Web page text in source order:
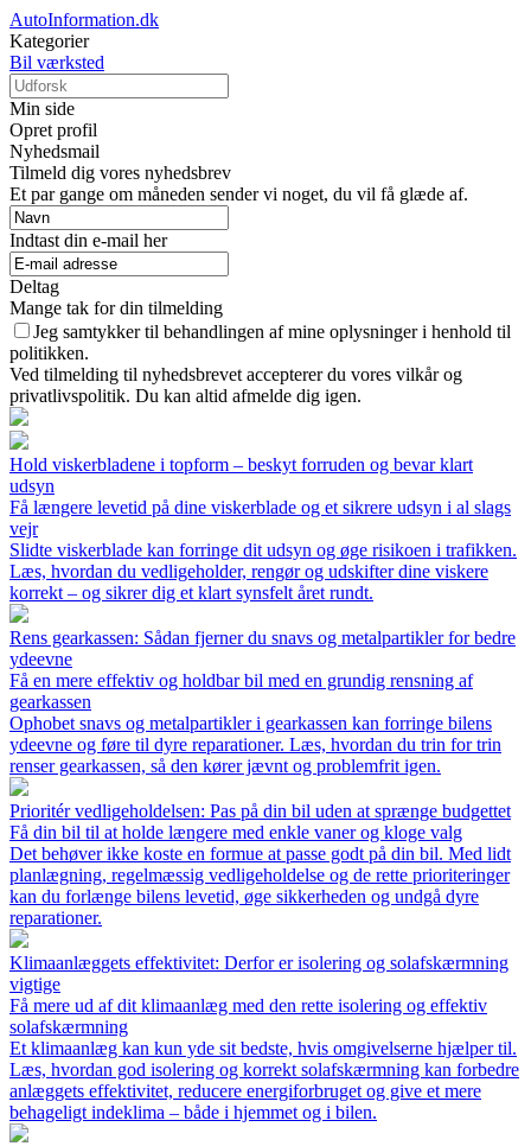
AutoInformation.dk
Kategorier
Bil værksted
Min side
Opret profil
Nyhedsmail
Tilmeld dig vores nyhedsbrev
Et par gange om måneden sender vi noget, du vil få glæde af.
Indtast din e-mail her
Deltag
Mange tak for din tilmelding
Jeg samtykker til behandlingen af mine oplysninger i henhold til
politikken.
Ved tilmelding til nyhedsbrevet accepterer du vores vilkår og
privatlivspolitik. Du kan altid afmelde dig igen.
Hold viskerbladene i topform – beskyt forruden og bevar klart
udsyn
Få længere levetid på dine viskerblade og et sikrere udsyn i al slags
vejr
Slidte viskerblade kan forringe dit udsyn og øge risikoen i trafikken.
Læs, hvordan du vedligeholder, rengør og udskifter dine viskere
korrekt – og sikrer dig et klart synsfelt året rundt.
Rens gearkassen: Sådan fjerner du snavs og metalpartikler for bedre
ydeevne
Få en mere effektiv og holdbar bil med en grundig rensning af
gearkassen
Ophobet snavs og metalpartikler i gearkassen kan forringe bilens
ydeevne og føre til dyre reparationer. Læs, hvordan du trin for trin
renser gearkassen, så den kører jævnt og problemfrit igen.
Prioritér vedligeholdelsen: Pas på din bil uden at sprænge budgettet
Få din bil til at holde længere med enkle vaner og kloge valg
Det behøver ikke koste en formue at passe godt på din bil. Med lidt
planlægning, regelmæssig vedligeholdelse og de rette prioriteringer
kan du forlænge bilens levetid, øge sikkerheden og undgå dyre
reparationer.
Klimaanlæggets effektivitet: Derfor er isolering og solafskærmning
vigtige
Få mere ud af dit klimaanlæg med den rette isolering og effektiv
solafskærmning
Et klimaanlæg kan kun yde sit bedste, hvis omgivelserne hjælper til.
Læs, hvordan god isolering og korrekt solafskærmning kan forbedre
anlæggets effektivitet, reducere energiforbruget og give et mere
behageligt indeklima – både i hjemmet og i bilen.